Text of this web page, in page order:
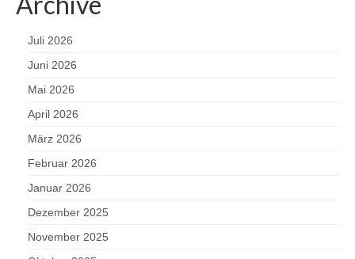
Juli 2026
Juni 2026
Mai 2026
April 2026
März 2026
Februar 2026
Januar 2026
Dezember 2025
November 2025